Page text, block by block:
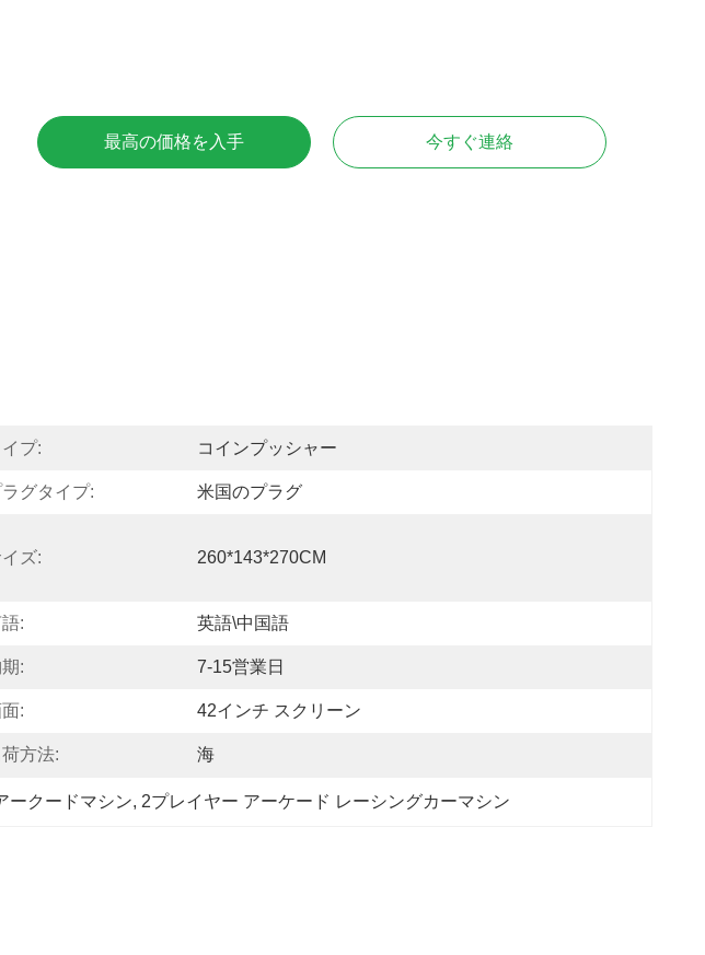
最高の価格を入手 今すぐ連絡
イプ: コインプッシャー
グタイプ: 米国のプラグ
ズ: 260*143*270CM
: 英語\中国語
: 7-15営業日
: 42インチ スクリーン
方法: 海
ークードマシン, 2プレイヤー アーケード レーシングカーマシン